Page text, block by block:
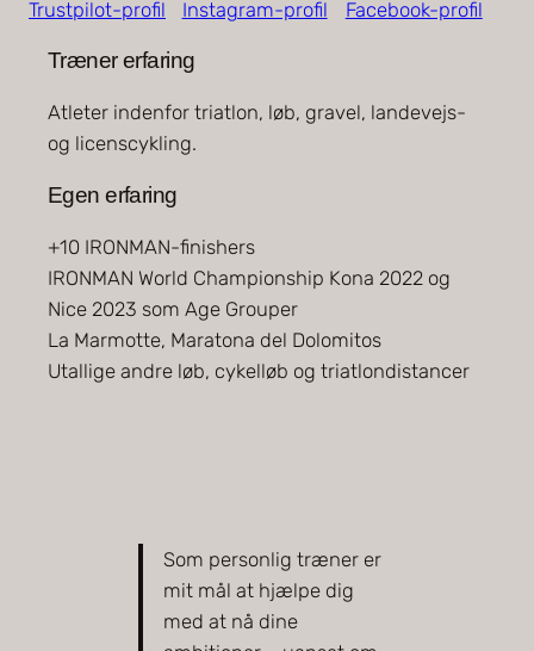
Træner erfaring
Atleter indenfor triatlon, løb, gravel, landevejs-
og licenscykling.
Egen erfaring
+10 IRONMAN-finishers
IRONMAN World Championship Kona 2022 og
Nice 2023 som Age Grouper
La Marmotte, Maratona del Dolomitos
Utallige andre løb, cykelløb og triatlondistancer
Som personlig træner er
mit mål at hjælpe dig
med at nå dine